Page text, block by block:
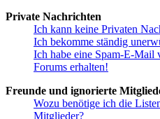
Private Nachrichten
Ich kann keine Privaten
Ich bekomme ständig
Ich habe eine Spam-E-Mail
Forums erhalten!
Freunde und ignorierte
Wozu benötige ich die
Mitglieder?